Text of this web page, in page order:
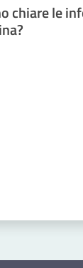
chiare le